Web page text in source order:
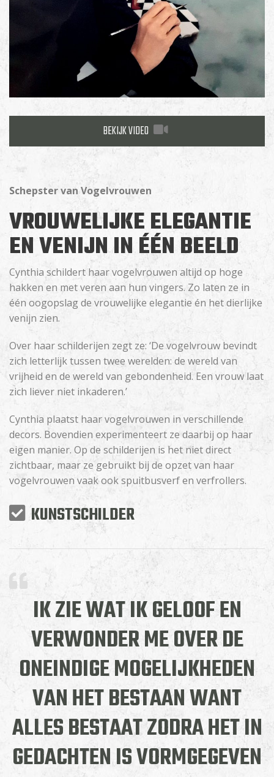
BEKIJK VIDEO
Schepster van Vogelvrouwen
VROUWELIJKE ELEGANTIE
EN VENIJN IN ÉÉN BEELD
Cynthia schildert haar vogelvrouwen altijd op hoge
hakken en met veren aan hun vingers. Zo laten ze in
één oogopslag de vrouwelijke elegantie én het dierlijke
venijn zien.
Over haar schilderijen zegt ze: ‘De vogelvrouw bevindt
zich letterlijk tussen twee werelden: de wereld van
vrijheid en de wereld van gebondenheid. Een vrouw laat
zich liever niet inkaderen.’
Cynthia plaatst haar vogelvrouwen in verschillende
decors. Bovendien experimenteert ze daarbij op haar
eigen manier. Op de schilderijen is het niet direct
zichtbaar, maar ze gebruikt bij de opzet van haar
vogelvrouwen vaak ook spuitbusverf en verfrollers.
KUNSTSCHILDER
IK ZIE WAT IK GELOOF EN
VERWONDER ME OVER DE
ONEINDIGE MOGELIJKHEDEN
VAN HET BESTAAN WANT
ALLES BESTAAT ZODRA HET IN
GEDACHTEN IS VORMGEGEVEN